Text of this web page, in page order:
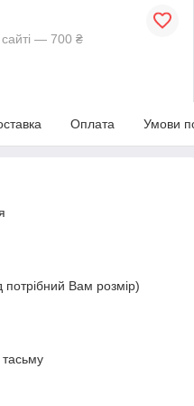
— 700 ₴
Оплата Умови
потрібний Вам розмір)